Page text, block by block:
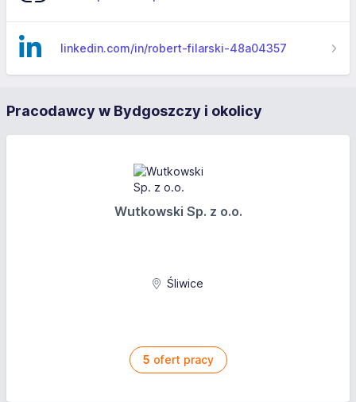
linkedin.com/in/robert-filarski-48a04357
Pracodawcy w Bydgoszczy i okolicy
Wutkowski Sp. z o.o.
Śliwice
5 ofert pracy